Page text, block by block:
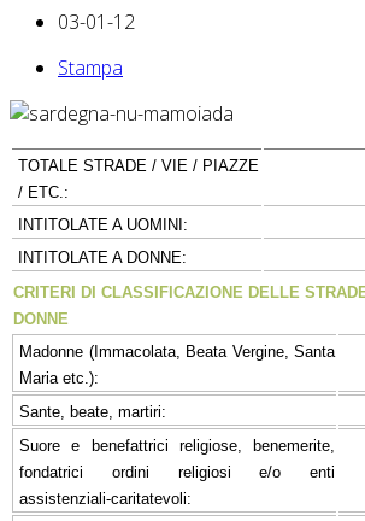
03-01-12
Stampa
TOTALE STRADE / VIE / PIAZZE
/ ETC.:
INTITOLATE A UOMINI:
INTITOLATE A DONNE:
CRITERI DI CLASSIFICAZIONE DELLE
DONNE
Madonne (Immacolata, Beata Vergine, Santa
Maria etc.):
Sante, beate, martiri:
Suore e benefattrici religiose, benemerite,
fondatrici ordini religiosi e/o enti
assistenziali-caritatevoli: